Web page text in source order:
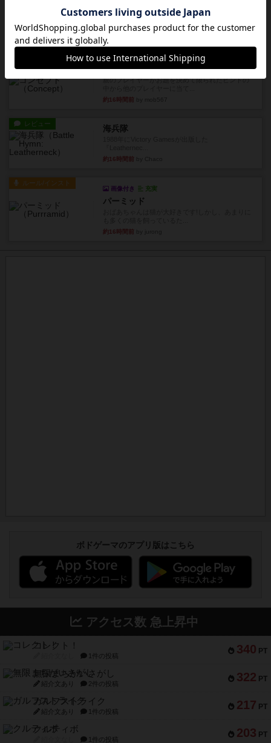
フリップ７
カードをめくるかパスをするかを決めてパスした
時のカード数字が得点になる...
約15時間前
コンセプト
親のプレイヤーがお題を決めて限られたヒントの
約16時間前
レビュー 海兵隊
約16時間前
ルール/インスト
画像付き 充実
パーミッド
約16時間前
ボドゲーマのアプリ版はこちら
アクセス数 急上昇中
340 PT
コレクト！
1件の投稿
322 PT
無限まちがいさがし
紹介文あり 2件の投稿
217 PT
ガルフストライク
紹介文あり 1件の投稿
203 PT
クルティボ
1件の投稿